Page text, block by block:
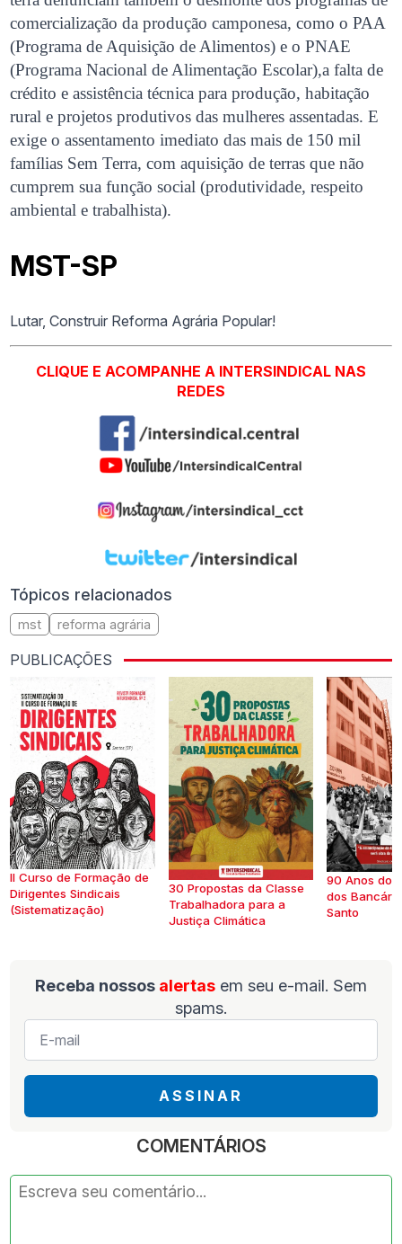
comercialização da produção camponesa, como o PAA
(Programa de Aquisição de Alimentos) e o PNAE
(Programa Nacional de Alimentação Escolar),a falta de
crédito e assistência técnica para produção, habitação
rural e projetos produtivos das mulheres assentadas. E
exige o assentamento imediato das mais de 150 mil
famílias Sem Terra, com aquisição de terras que não
cumprem sua função social (produtividade, respeito
ambiental e trabalhista).
MST-SP
Lutar, Construir Reforma Agrária Popular!
CLIQUE E ACOMPANHE A INTERSINDICAL NAS
REDES
Tópicos relacionados
mst reforma agrária
PUBLICAÇÕES
II Curso de Formação de
Dirigentes Sindicais
(Sistematização)
30 Propostas da Classe
Trabalhadora para a
Justiça Climática
90 Anos do
dos
Santo
Receba nossos alertas em seu e-mail. Sem
spams.
E-
mail
ASSINAR
COMENTÁRIOS